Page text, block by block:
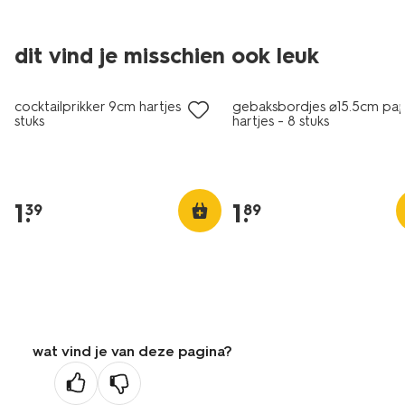
dit vind je misschien ook leuk
cocktailprikker 9cm hartjes - 15
stuks
1.
39
gebaksbordjes ⌀15.5cm
hartjes - 8 stuks
1.
89
wat vind je van deze pagina?